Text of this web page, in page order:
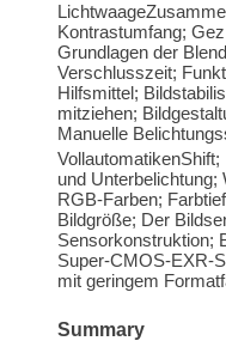
Kontrastumfang;
Grundlagen der
Verschlusszeit;
Hilfsmittel;
mitziehen;
Manuelle
und Unterbelichtung;
RGB-Farben;
Bildgröße; Der
Sensorkonstruktion;
Super-CMOS-EXR-
mit geringem
Summary